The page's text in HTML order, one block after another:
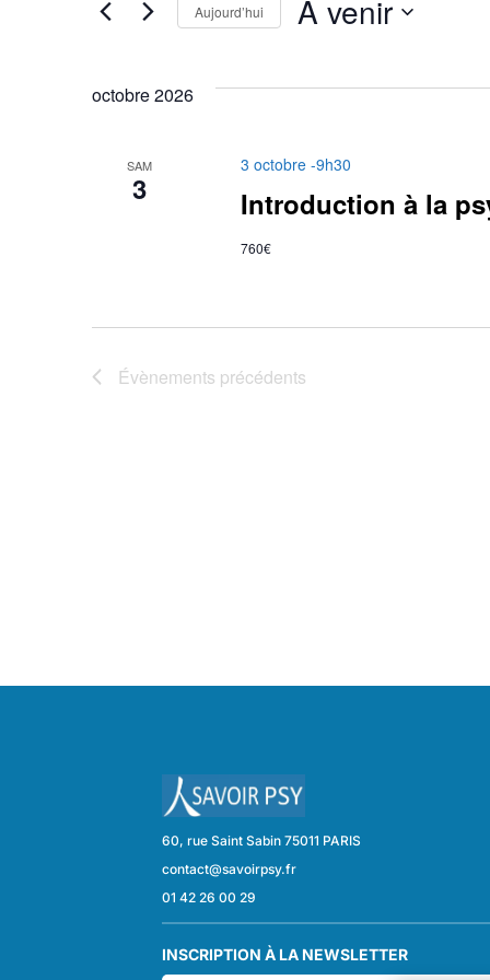
Aujourd’hui À venir
octobre 2026
SAM
3 Introduction à la
3 octobre -9h30
760€
Évènements précédents
60, rue Saint Sabin 75011 PARIS
contact@savoirpsy.fr
01 42 26 00 29
INSCRIPTION À LA NEWSLETTER